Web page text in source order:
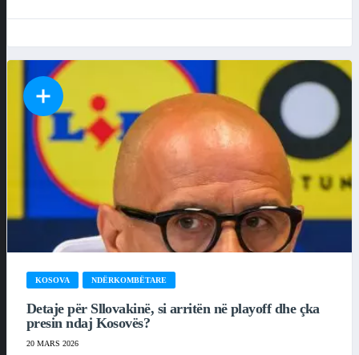
KOSOVA NDËRKOMBËTARE
Detaje për Sllovakinë, si arritën në playoff dhe çka
presin ndaj Kosovës?
20 MARS 2026